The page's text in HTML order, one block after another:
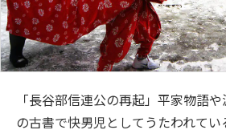
「長谷部信連公の再起」平家物語
の古書で快男児としてうたわれてい